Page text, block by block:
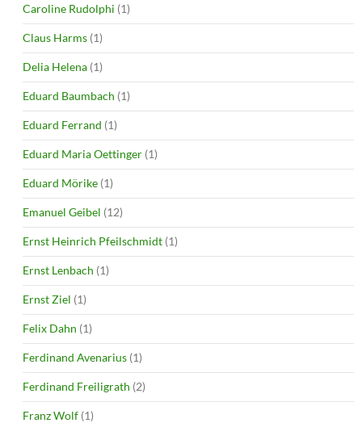
Caroline Rudolphi (1)
Claus Harms (1)
Delia Helena (1)
Eduard Baumbach (1)
Eduard Ferrand (1)
Eduard Maria Oettinger (1)
Eduard Mörike (1)
Emanuel Geibel (12)
Ernst Heinrich Pfeilschmidt (1)
Ernst Lenbach (1)
Ernst Ziel (1)
Felix Dahn (1)
Ferdinand Avenarius (1)
Ferdinand Freiligrath (2)
Franz Wolf (1)